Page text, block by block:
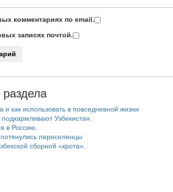
комментариях по email.
записях почтой.
раздела
и как использовать в повседневной жизни
Узбекистан.
в Россию.
переселенцы
сборной «крота».